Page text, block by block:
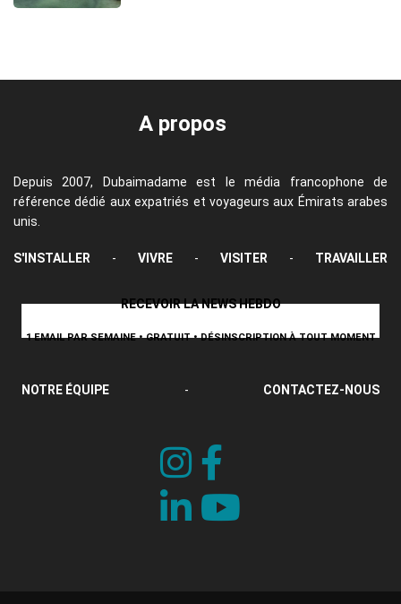
A propos
Depuis 2007, Dubaimadame est le média francophone de
référence dédié aux expatriés et voyageurs aux Émirats arabes
unis.
S'INSTALLER - VIVRE - VISITER - TRAVAILLER
RECEVOIR LA NEWS HEBDO
1 EMAIL PAR SEMAINE • GRATUIT • DÉSINSCRIPTION À TOUT MOMENT
NOTRE ÉQUIPE - CONTACTEZ-NOUS